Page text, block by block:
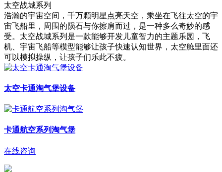
太空战城系列
浩瀚的宇宙空间，千万颗明星点亮天空，乘坐在飞往太空的宇
宙飞船里，周围的陨石与你擦肩而过，是一种多么奇妙的感
受。太空战城系列是一款能够开发儿童智力的主题乐园，飞
机、宇宙飞船等模型能够让孩子快速认知世界，太空舱里面还
可以模拟操纵，让孩子们乐此不疲。
太空卡通淘气堡设备
卡通航空系列淘气堡
在线咨询